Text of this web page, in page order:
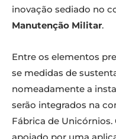
inovação sediado no
Manutenção Militar.
Entre os elementos
se medidas de
nomeadamente a
serão integrados na
Fábrica de